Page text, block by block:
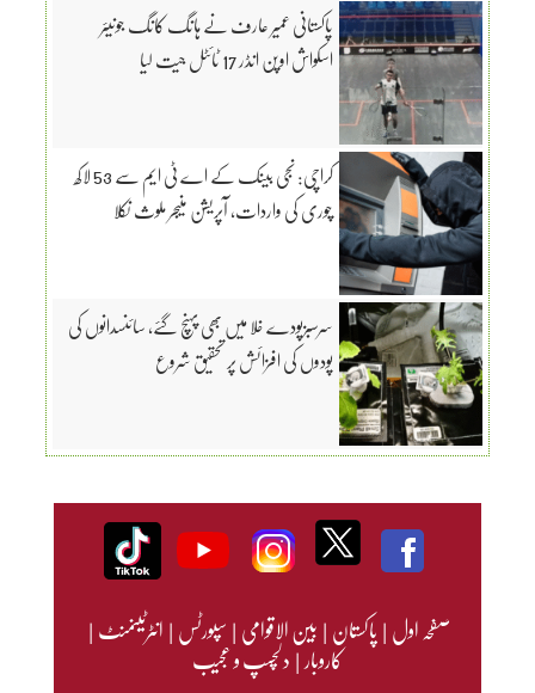
پاکستانی عمیر عارف نے ہانگ کانگ جونیئر
اسکواش اوپن انڈر 17 ٹائٹل جیت لیا
کراچی: نجی بینک کے اے ٹی ایم سے 53 لاکھ
چوری کی واردات، آپریشن منیجر ملوث نکلا
سرسبزپودے خلا میں بھی پہنچ گئے، سائنسدانوں کی
پودوں کی افزائش پر تحقیق شروع
صفحہ اول|پاکستان|بین الاقوامی|سپورٹس|انٹرٹینمنٹ|
کاروبار|دلچسپ و عجیب